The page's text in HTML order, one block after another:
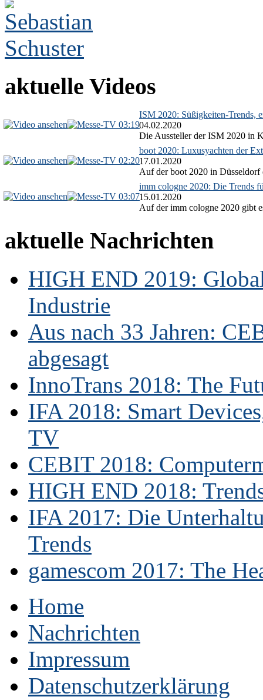
aktuelle Videos
03:19
ISM 2020: Süßigkeiten-Trends,
04.02.2020
Die Aussteller der ISM 2020 in
02:20
boot 2020: Luxusyachten der
17.01.2020
Auf der boot 2020 in Düsseldorf
03:07
imm cologne 2020: Die Trends
15.01.2020
Auf der imm cologne 2020 gibt
aktuelle Nachrichten
HIGH END 2019:
Industrie
Aus nach 33 Jahren:
abgesagt
InnoTrans 2018: The
IFA 2018: Smart
TV
CEBIT 2018:
HIGH END 2018:
IFA 2017: Die
Trends
gamescom 2017: The
Home
Nachrichten
Impressum
Datenschutzerklärung